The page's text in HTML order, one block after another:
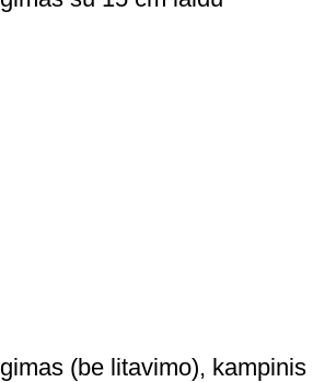
(be litavimo), kampinis